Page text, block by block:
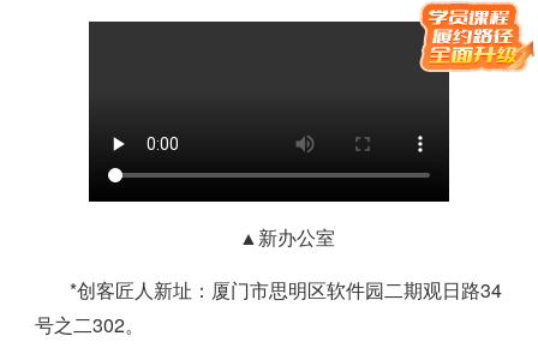
▲新办公室
*创客匠人新址：厦门市思明区软件园二期观日路34
号之二302。